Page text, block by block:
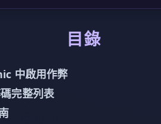
目錄
中啟用作弊
完整列表